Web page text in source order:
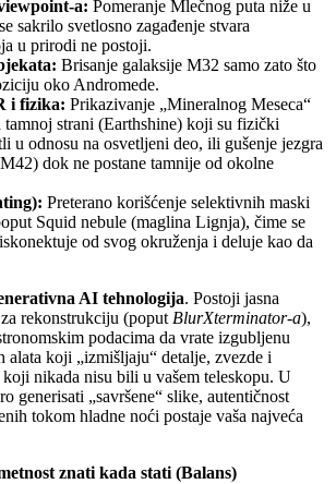
a: Pomeranje Mlečnog puta niže u
sakrilo svetlosno zagađenje stvara
u prirodi ne postoji.
Brisanje galaksije M32 samo zato što
oko Andromede.
i fizika: Prikazivanje „Mineralnog Meseca“
tamnoj strani (Earthshine) koji su fizički
u odnosu na osvetljeni deo, ili gušenje jezgra
dok ne postane tamnije od okolne
Preterano korišćenje selektivnih maski
Squid nebule (maglina Lignja), čime se
od svog okruženja i deluje kao da
AI tehnologija. Postoji jasna
rekonstrukciju (poput BlurXterminator-a),
podacima da vrate izgubljenu
alata koji „izmišljaju“ detalje, zvezde i
nikada nisu bili u vašem teleskopu. U
generisati „savršene“ slike, autentičnost
tokom hladne noći postaje vaša najveća
znati kada stati (Balans)